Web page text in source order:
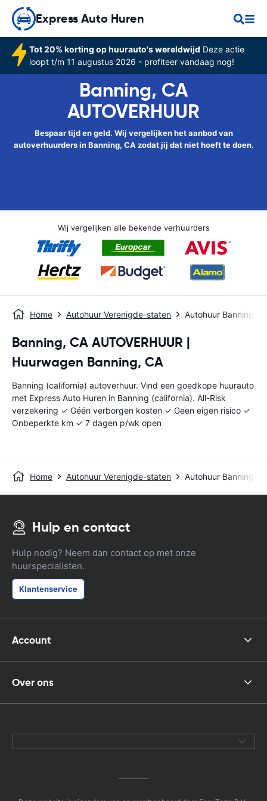
Express Auto Huren
Tot 20% korting op huurauto's wereldwijd Deze actie
loopt t/m 11 augustus 2026 - profiteer vandaag nog!
Banning, CA
AUTOVERHUUR
Bespaar tijd en geld. Wij vergelijken het aanbod van
autoverhuurders in Banning, CA zodat jij dat niet hoeft te doen.
Wij vergelijken alle bekende verhuurders
Home Autohuur Verenigde-staten Autohuur Banning
Banning, CA AUTOVERHUUR |
Huurwagen Banning, CA
Banning (california) autoverhuur. Vind een goedkope huurauto
met Express Auto Huren in Banning (california). All-Risk
verzekering ✓ Géén verborgen kosten ✓ Geen eigen risico ✓
Onbeperkte km ✓ 7 dagen p/wk open
Home Autohuur Verenigde-staten Autohuur Banning
Hulp en contact
Hulp nodig? Neem dan contact op met onze
huurspecialisten.
Klantenservice
Account
Over ons